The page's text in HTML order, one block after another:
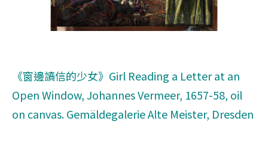
《窗邊讀信的少女》Girl Reading a Letter at an
Open Window, Johannes Vermeer, 1657-58, oil
on canvas. Gemäldegalerie Alte Meister, Dresden